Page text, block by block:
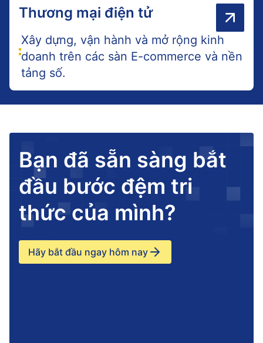
Thương mại điện tử
Xây dựng, vận hành và mở rộng kinh
doanh trên các sàn E-commerce và nền
tảng số.
Bạn đã sẵn sàng bắt
đầu bước đệm tri
thức của mình?
Hãy bắt đầu ngay hôm nay